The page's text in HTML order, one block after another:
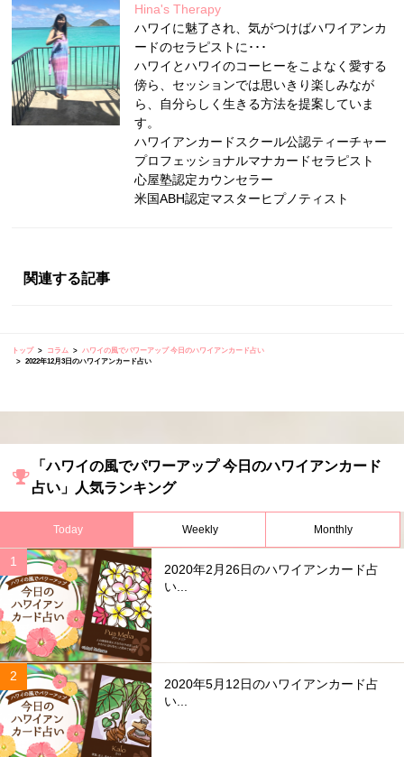
Hina's Therapy
ハワイに魅了され、気がつけばハワイアンカ
ードのセラピストに･･･
ハワイとハワイのコーヒーをこよなく愛する
傍ら、セッションでは思いきり楽しみなが
ら、自分らしく生きる方法を提案していま
す。
ハワイアンカードスクール公認ティーチャー
プロフェッショナルマナカードセラピスト
心屋塾認定カウンセラー
米国ABH認定マスターヒプノティスト
関連する記事
トップ コラム
ハワイの風でパワーアップ 今日のハワイアンカード占い
2022年12月3日のハワイアンカード占い
「ハワイの風でパワーアップ 今日のハワイアンカード
占い」人気ランキング
Today Weekly Monthly
2020年2月26日のハワイアンカード占
い...
2020年5月12日のハワイアンカード占
い...